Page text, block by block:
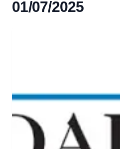
01/07/2025